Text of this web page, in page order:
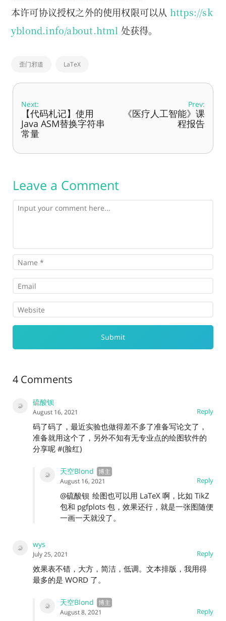
本许可协议授权之外的使用权限可以从 https://sk
yblond.info/about.html 处获得。
歪门邪道 LaTeX
Next:
【代码札记】使用
Java ASM替换字符串
常量
Prev:
《医疗人工智能》课
程报告
Leave a Comment
4 Comments
硫酸钡
Reply
August 16, 2021
码了码了，最近实验也做得差不多了准备写论文了，
准备就用这个了，另外不知有无专业点的绘图软件的
分享呢 #(脸红)
天空Blond
Reply
August 16, 2021
@硫酸钡 绘图也可以用 LaTeX 啊，比如 TikZ
包和 pgfplots 包，效果还行，就是一张图随便
一画一天就没了。
wys
Reply
July 25, 2021
效果表不错，大方，简洁，低调。文本排版，我用得
最多的是 WORD 了。
天空Blond
Reply
August 8, 2021